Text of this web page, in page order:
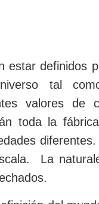
estar definidos
tal
valores de
toda la
La